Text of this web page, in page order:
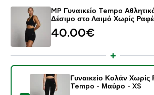
MP Γυναικείο Tempo
Δέσιμο στο Λαιμό Χωρίς
40.00€‎
Γυναικείο Κολάν Χωρίς
Tempo - Μαύρο - XS